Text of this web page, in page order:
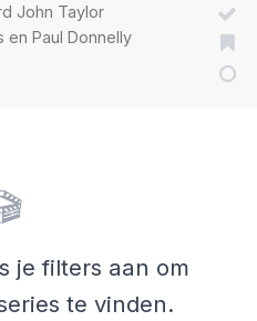
John Taylor
en Paul Donnelly
je filters aan om
te vinden.